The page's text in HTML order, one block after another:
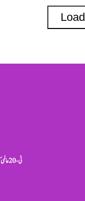
ٹی-20 عالمی کپ 2026